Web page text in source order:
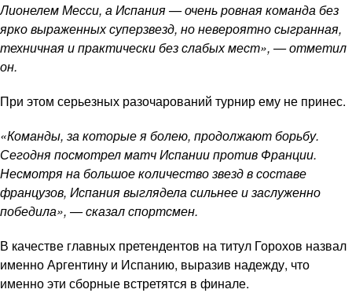
Лионелем Месси, а Испания — очень ровная команда без
ярко выраженных суперзвезд, но невероятно сыгранная,
техничная и практически без слабых мест», — отметил
он.
При этом серьезных разочарований турнир ему не принес.
«Команды, за которые я болею, продолжают борьбу.
Сегодня посмотрел матч Испании против Франции.
Несмотря на большое количество звезд в составе
французов, Испания выглядела сильнее и заслуженно
победила», — сказал спортсмен.
В качестве главных претендентов на титул Горохов назвал
именно Аргентину и Испанию, выразив надежду, что
именно эти сборные встретятся в финале.